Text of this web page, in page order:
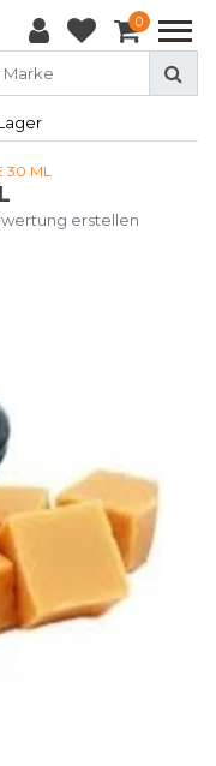
0
30 ML
erstellen